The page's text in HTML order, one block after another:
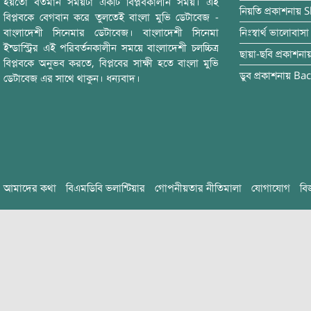
বিপ্লবকে বেগবান করে তুলতেই বাংলা মুভি ডেটাবেজ -
বাংলাদেশী সিনেমার ডেটাবেজ। বাংলাদেশী সিনেমা
ইন্ডাস্ট্রির এই পরিবর্তনকালীন সময়ে বাংলাদেশী চলচ্চিত্র
বিপ্লবকে অনুভব করতে, বিপ্লবের সাক্ষী হতে বাংলা মুভি
ডেটাবেজ এর সাথে থাকুন। ধন্যবাদ।
নিয়তি প্রকাশনায়
নিঃস্বার্থ ভালোবাসা
ছায়া-ছবি
ডুব প্রকাশনায়
আমাদের কথা বিএমডিবি ভলান্টিয়ার গোপনীয়তার নীতিমালা যোগাযোগ